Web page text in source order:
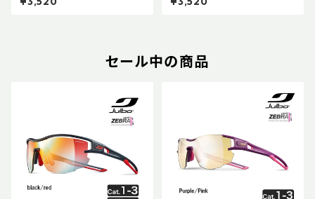
セール中の商品